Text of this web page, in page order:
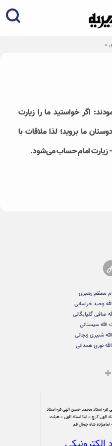
بیانات استاد
اگر خواستید ما را زیارت
ما بروید؛ لذا ملاقات با
زیارت امام حساب می‌شود.
معظم رهبری
وحید خراسانی
صافی گلپایگانی
الله سیستانی
شبیری زنجانی
نوری همدانی
فر- استاد محمد حسن الهی فر- استاد
الهی کرج – ایتا استاد الهی – هیئت
شاه جمال قم